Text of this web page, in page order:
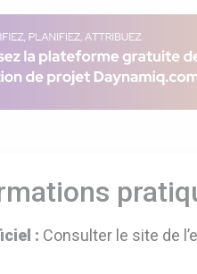
: Consulter le site de